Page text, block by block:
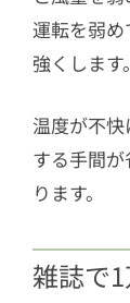
運転を弱
強くします。
温度が不
する手間
ります。
雑誌で